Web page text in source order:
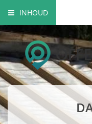
INHOUD
Soorten dakisolatie
Mogelijkheden
Wettelijke
Bedrijf registreren